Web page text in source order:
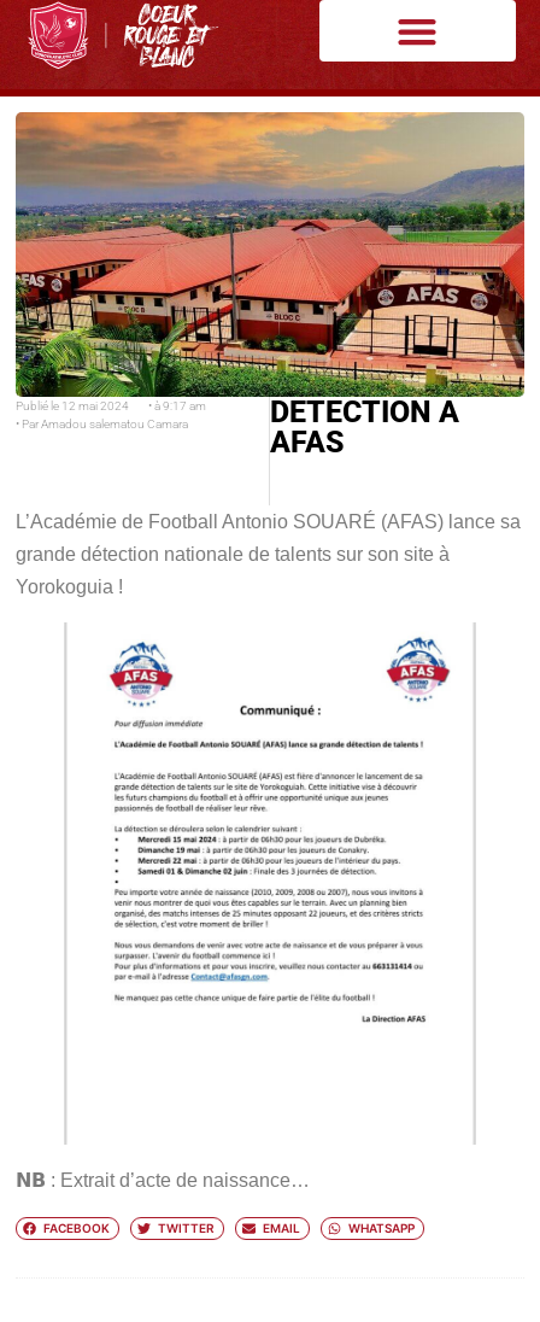
Publié le 12 mai 2024 • à 9:17 am
• ParAmadou salematou Camara
DETECTION A
AFAS
L’Académie de Football Antonio SOUARÉ (AFAS) lance sa
grande détection nationale de talents sur son site à
Yorokoguia !
𝗡𝗕 : Extrait d’acte de naissance…
FACEBOOK TWITTER EMAIL WHATSAPP